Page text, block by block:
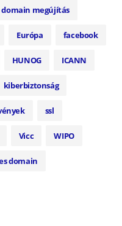
domain megújítás
Európa facebook
HUNOG ICANN
kiberbiztonság
ssl
Vicc WIPO
domain